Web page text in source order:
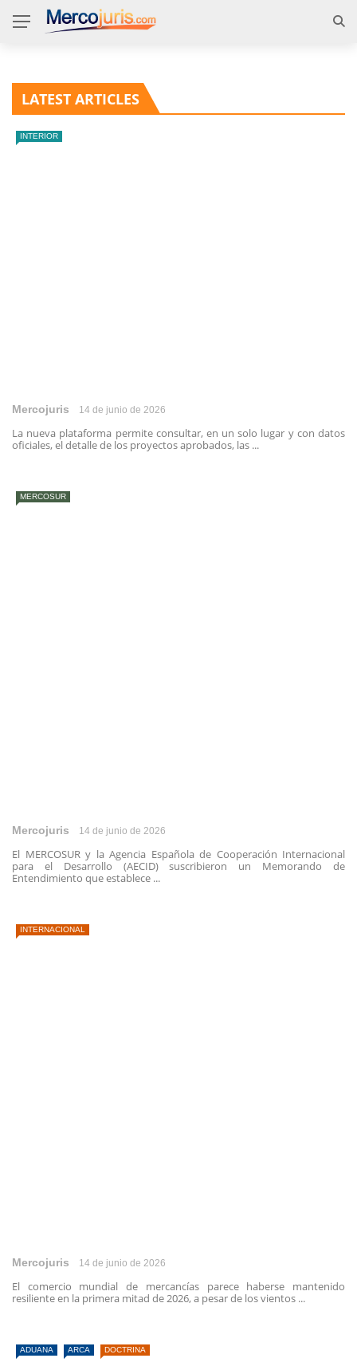
LATEST ARTICLES
INTERIOR
Mercojuris 14 de junio de 2026
La nueva plataforma permite consultar, en un solo lugar y con datos
oficiales, el detalle de los proyectos aprobados, las ...
MERCOSUR
Mercojuris 14 de junio de 2026
El MERCOSUR y la Agencia Española de Cooperación Internacional
para el Desarrollo (AECID) suscribieron un Memorando de
Entendimiento que establece ...
INTERNACIONAL
Mercojuris 14 de junio de 2026
El comercio mundial de mercancías parece haberse mantenido
resiliente en la primera mitad de 2026, a pesar de los vientos ...
ADUANA ARCA DOCTRINA